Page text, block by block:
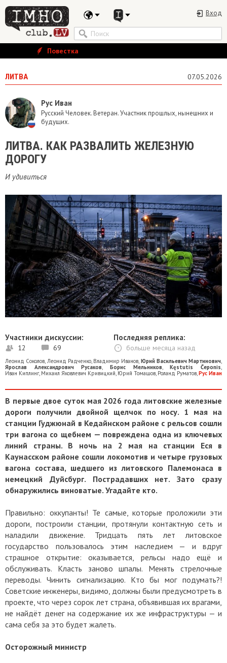
Вход
Повестка
ЛИТВА 07.05.2026
Рус Иван
Русский Человек. Ветеран. Участник прошлых, нынешних и
будущих.
ЛИТВА. КАК РАЗВАЛИТЬ ЖЕЛЕЗНУЮ
ДОРОГУ
И удивиться
Участники дискуссии:
12 69
Последняя реплика:
больше месяца назад
Леонид Соколов, Леонид Радченко, Владимир Иванов, Юрий Васильевич Мартинович,
Ярослав Александрович Русаков,Борис Мельников,Kęstutis Čeponis,
Иван Киплинг, Михаил Яковлевич Кривицкий, Юрий Томашов, Роланд Руматов,Рус Иван
В первые двое суток мая 2026 года литовские железные
дороги получили двойной щелчок по носу. 1 мая на
станции Гуджюнай в Кедайнском районе с рельсов сошли
три вагона со щебнем — повреждена одна из ключевых
линий страны. В ночь на 2 мая на станции Еся в
Каунасском районе сошли локомотив и четыре грузовых
вагона состава, шедшего из литовского Палемонаса в
немецкий Дуйсбург. Пострадавших нет. Зато сразу
обнаружились виноватые. Угадайте кто.
Правильно: оккупанты! Те самые, которые проложили эти
дороги, построили станции, протянули контактную сеть и
наладили движение. Тридцать пять лет литовское
государство пользовалось этим наследием — и вдруг
страшное открытие: оказывается, рельсы надо ещё и
обслуживать. Класть заново шпалы. Менять стрелочные
переводы. Чинить сигнализацию. Кто бы мог подумать?!
Советские инженеры, видимо, должны были предусмотреть в
проекте, что через сорок лет страна, объявившая их врагами,
не найдёт денег на содержание их же инфраструктуры — и
сама себя за это будет жалеть.
Осторожный министр